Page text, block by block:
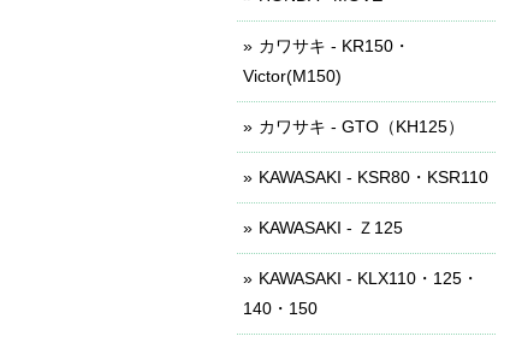
カワサキ - KR150・
Victor(M150)
カワサキ - GTO（KH125）
KAWASAKI - KSR80・KSR110
KAWASAKI - Ｚ125
KAWASAKI - KLX110・125・
140・150